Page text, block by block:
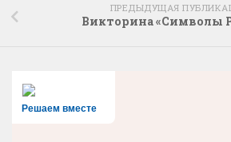
ПРЕДЫДУЩАЯ
Викторина «Символы
Решаем вместе